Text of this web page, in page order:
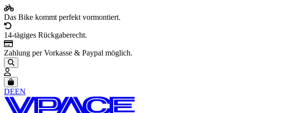
Das Bike kommt perfekt vormontiert.
14-tägiges Rückgaberecht.
Zahlung per Vorkasse & Paypal möglich.
Artikel im Warenkorb, Warenkorb anzeigen
DEEN